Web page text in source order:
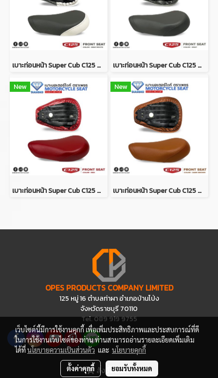
สั่งซื้อสินค้า
เบาะท่อนหน้า Super Cub C125 สีเทา-ขาว (DIAMOND SEAT / เบาะตราเพชร) เบาะท่อนหน้า Super Cub C125 สีเทาล้วน (DIAMOND SEAT / เบาะตราเพชร)
New
เบาะท่อนหน้า Super Cub C125 สีแดง (DIAMOND SEAT / เบาะตราเพชร)
New
เบาะท่อนหน้า Super Cub C125 สีน้ำตาลเข้ม (DIAMOND SEAT / เบาะตราเพชร)
OPES PRODUCTS COMPANY LIMITED
125 หมู่ 16 ตำบลท่าผา อำเภอบ้านโป่ง
จังหวัดราชบุรี 70110
Tel. 089 919 9755
เว็บไซต์นี้มีการใช้งานคุกกี้ เพื่อเพิ่มประสิทธิภาพและประสบการณ์ที่ดี
ในการใช้งานเว็บไซต์ของท่าน ท่านสามารถอ่านรายละเอียดเพิ่มเติม
ได้ที่นโยบายความเป็นส่วนตัว และ นโยบายคุกกี้
ตั้งค่าคุกกี้ ยอมรับทั้งหมด